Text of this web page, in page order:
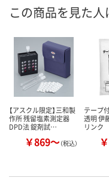
この商品を見た
【アスクル限定】三和製
作所 残留塩素測定器
DPD法 錠剤試…
￥869～（税込）
テープ
透明 伊
リンク